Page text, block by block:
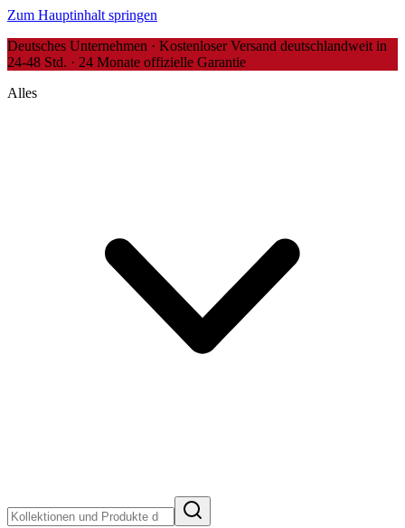
Zum Hauptinhalt springen
Deutsches Unternehmen · Kostenloser Versand deutschlandweit in
24-48 Std. · 24 Monate offizielle Garantie
Alles